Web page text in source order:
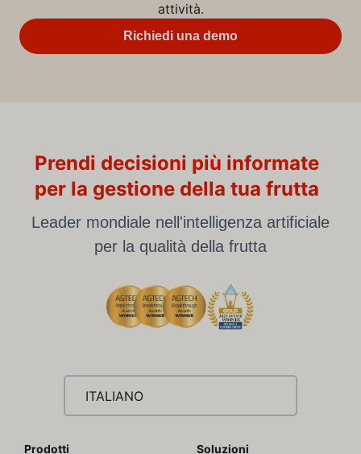
attività.
Richiedi una demo
Prendi decisioni più informate
per la gestione della tua frutta
Leader mondiale nell'intelligenza artificiale
per la qualità della frutta
ITALIANO
Prodotti Soluzioni